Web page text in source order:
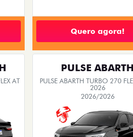
Quero agora!
AT
PULSE ABARTH
PULSE ABARTH TURBO 270
2026
2026/2026